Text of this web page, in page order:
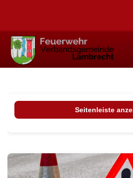
Seitenleiste